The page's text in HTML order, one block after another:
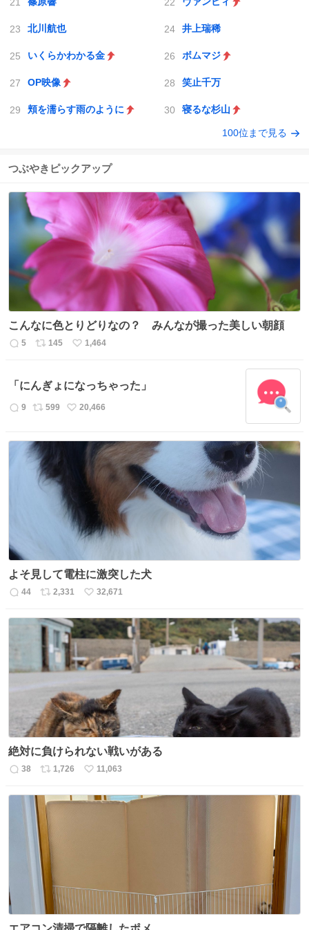
北川航也 井上瑞稀
いくらかわかる金 ボムマジ
OP映像 笑止千万
頬を濡らす雨のように 寝るな杉山
100位まで見る
つぶやきピックアップ
こんなに色とりどりなの？ みんなが撮った美しい朝顔
返
数
5
リ
ス
ト
数
145
い
ね
数
1,464
「にんぎょになっちゃった」
返
数
9
リ
ス
ト
数
599
い
ね
20,466
よそ見して電柱に激突した犬
返
数
44
リ
ス
ト
数
2,331
い
ね
数
32,671
絶対に負けられない戦いがある
返
38
リ
ス
ト
数
1,726
い
ね
11,063